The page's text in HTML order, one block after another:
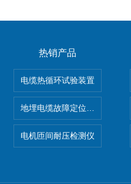
热销产品
电缆热循环试验装置
地埋电缆故障定位仪 地下电
电机匝间耐压检测仪